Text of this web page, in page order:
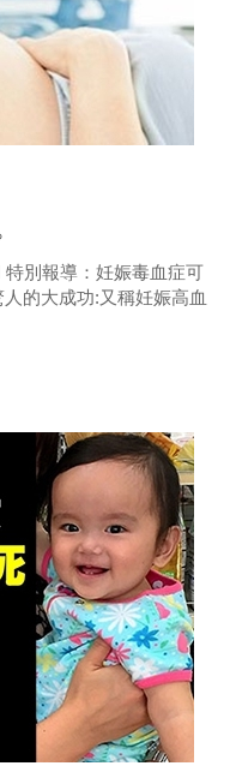
別報導：妊娠毒血症可
的大成功:又稱妊娠高血